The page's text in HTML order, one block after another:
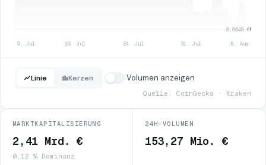
0,8648 €
9. Jul 16. Jul 24. Jul 31. Jul 8. Aug
Linie Kerzen Volumen anzeigen
Quelle: CoinGecko · Kraken
MARKTKAPITALISIERUNG
2,41 Mrd. €
0,12 % Dominanz
24H-VOLUMEN
153,27 Mio. €